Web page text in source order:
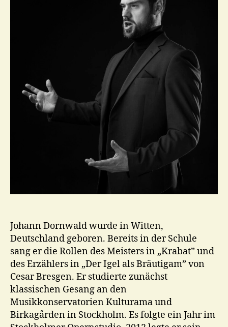
Johann Dornwald wurde in Witten,
Deutschland geboren. Bereits in der Schule
sang er die Rollen des Meisters in „Krabat” und
des Erzählers in „Der Igel als Bräutigam” von
Cesar Bresgen. Er studierte zunächst
klassischen Gesang an den
Musikkonservatorien Kulturama und
Birkagården in Stockholm. Es folgte ein Jahr im